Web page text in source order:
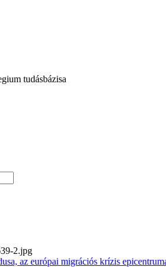
tudásbázisa
az európai migrációs krízis